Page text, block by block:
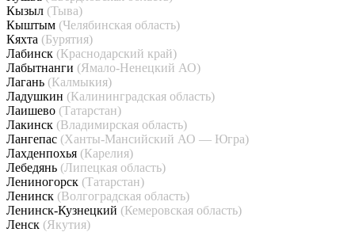
Кызыл (Тыва)
Кыштым (Челябинская область)
Кяхта (Бурятия)
Лабинск (Краснодарский край)
Лабытнанги (Ямало-Ненецкий АО)
Лагань (Калмыкия)
Ладушкин (Калининградская область)
Лаишево (Татарстан)
Лакинск (Владимирская область)
Лангепас (Ханты-Мансийский АО — Югра)
Лахденпохья (Карелия)
Лебедянь (Липецкая область)
Лениногорск (Татарстан)
Ленинск (Волгоградская область)
Ленинск-Кузнецкий (Кемеровская область)
Ленск (Якутия)